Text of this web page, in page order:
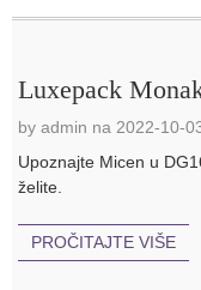
Luxepack
by admin na 2022-10-
Upoznajte Micen u
želite.
PROČITAJTE VIŠE